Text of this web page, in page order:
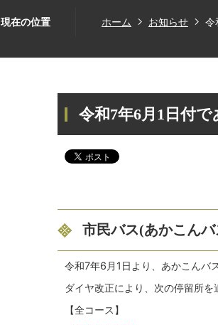
現在の位置 ホーム お知らせ 令
令和7年6月1日付
市民バス(あかこん
令和7年6月1日より、あかこんバ
ダイヤ改正により、次の停留所を
【全コース】